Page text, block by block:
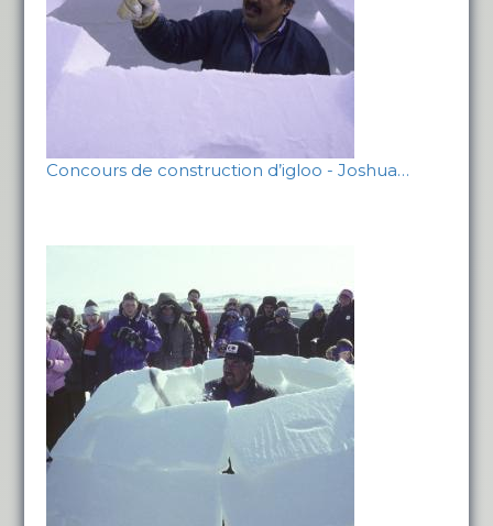
Concours de construction d’igloo - Joshua…